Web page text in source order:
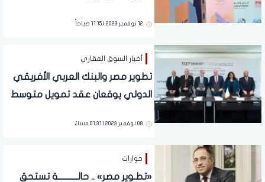
12 نوفمبر 2023 | 11:15 صباحاً
أخبار السوق العقاري
تطوير مصر والبنك العربي الأفريقي
الدولي يوقعان عقد تمويل متوسط
08 نوفمبر 2023 | 01:31 مساءً
حوارات
«تطـوير مصر» .. حالـــــــــــة تستحق